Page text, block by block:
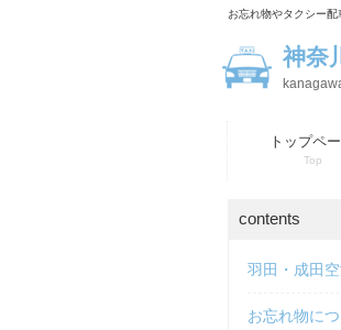
お忘れ物やタクシー配
神奈
トップペ
Top
contents
羽田・成田
お忘れ物に